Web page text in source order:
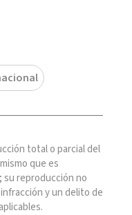
total o parcial del
que es
su reproducción no
y un delito de